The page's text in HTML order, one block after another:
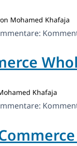
Mohamed Khafaja
Khafaja